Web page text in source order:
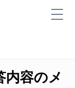
内容のメ